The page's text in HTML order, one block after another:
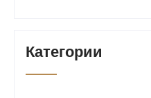
Категории